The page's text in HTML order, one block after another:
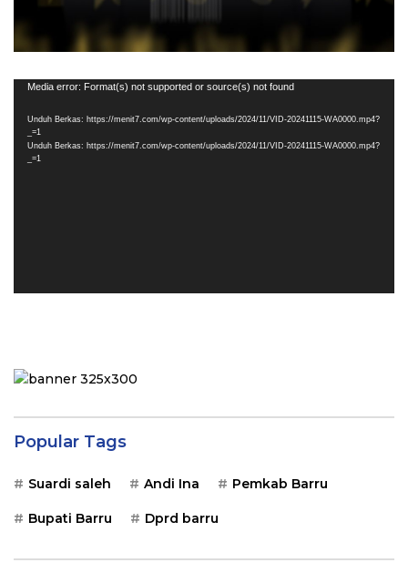
Pemutar
Media error: Format(s) not supported or source(s) not found
Unduh Berkas: https://menit7.com/wp-content/uploads/2024/11/VID-20241115-WA0000.mp4?
_=1
Unduh Berkas: https://menit7.com/wp-content/uploads/2024/11/VID-20241115-WA0000.mp4?
_=1
Popular Tags
Suardi saleh Andi Ina Pemkab Barru
Bupati Barru Dprd barru